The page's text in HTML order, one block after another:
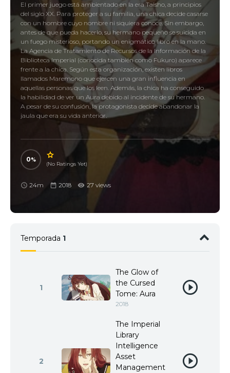
El primer juego está ambientado en la era Taisho, a principios
del siglo XX. Para proteger a su familia, una chica decide casarse
con un hombre cuyo nombre ni siquiera conoce. Sin embargo,
antes de que pueda hacerlo, su hermano pequeño se suicida en
un fuego misterioso, portando un enigmático libro en la mano.
La Agencia de Tratamiento de Recursos de la Información de la
Biblioteca Imperial (conocida también como Fukuro) aparece
frente a la chica. Según esta organización, existen libros
llamados Maremono que ejercen una gran influencia en
aquellas personas que los leen. Además, la chica ha conseguido
la habilidad de ver un Aura debido al incidente de su hermano.
A pesar de su confusión, la protagonista decide abandonar la
jaula que era su vida anterior.
The Scales of Nil Admirari ~The Mysterious Story of
Teito~, ニル・アドミラリの天秤 帝都幻惑綺譚
0
(No Ratings Yet)
24m 2018 27 views
Temporada 1
1
The Glow of
the Cursed
Tome: Aura
2018
2
The Imperial
Library
Intelligence
Asset
Management